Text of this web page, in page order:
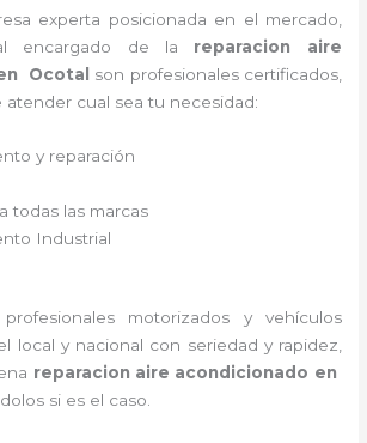
experta posicionada en el mercado,
encargado de la reparacion aire
Ocotal
son profesionales certificados,
atender cual sea tu necesidad:
y reparación
todas las marcas
Industrial
motorizados y vehículos
local y nacional con seriedad y rapidez,
reparacion aire acondicionado en
si es el caso.